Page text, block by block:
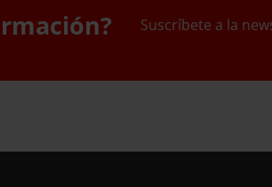
Suscríbete a la